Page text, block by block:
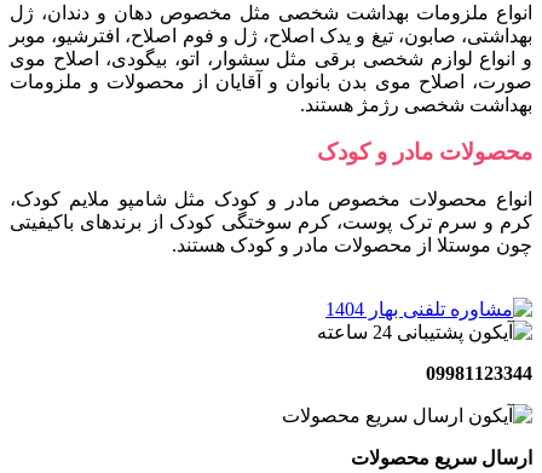
انواع ملزومات بهداشت شخصی مثل مخصوص دهان و دندان، ژل
بهداشتی، صابون، تیغ و یدک اصلاح، ژل و فوم اصلاح، افترشیو، موبر
و انواع لوازم شخصی برقی مثل سشوار، اتو، بیگودی، اصلاح موی
صورت، اصلاح موی بدن بانوان و آقایان از محصولات و ملزومات
بهداشت شخصی رژمژ هستند.
محصولات مادر و کودک
انواع محصولات مخصوص مادر و کودک مثل شامپو ملایم کودک،
کرم و سرم ترک پوست، کرم سوختگی کودک از برندهای باکیفیتی
چون موستلا از محصولات مادر و کودک هستند.
09981123344
ارسال سریع محصولات